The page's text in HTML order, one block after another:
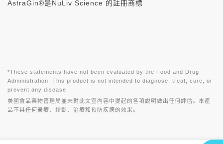
AstraGin®是NuLiv Science 的註冊商標
*These statements have not been evaluated by the Food and Drug
Administration. This product is not intended to diagnose, treat, cure, or
prevent any disease.
美國食品藥物管理局並未對此文宣內容中提起的各項說明做出任何評估。本產
品不具任何醫療、診斷、治療和預防疾病的效果。